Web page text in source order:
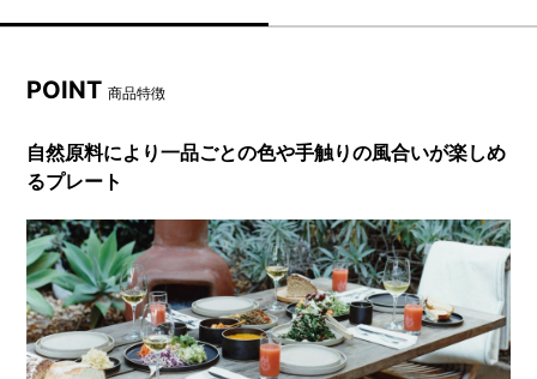
POINT商品特徴
自然原料により一品ごとの色や手触りの風合いが楽しめ
るプレート